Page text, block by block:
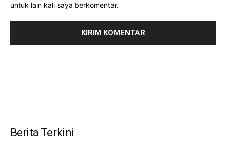
untuk lain kali saya berkomentar.
Berita Terkini